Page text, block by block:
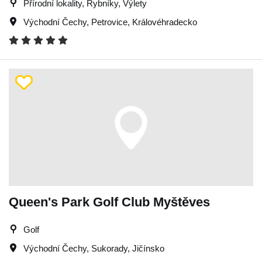
Přírodní lokality, Rybníky, Výlety
Východní Čechy, Petrovice, Královéhradecko
Queen's Park Golf Club Myštěves
Golf
Východní Čechy, Sukorady, Jičínsko